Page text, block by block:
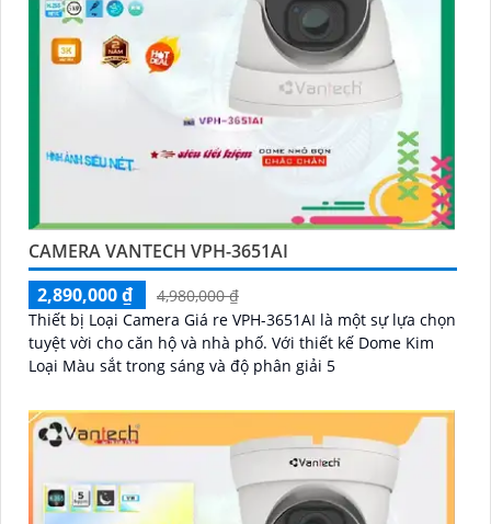
CAMERA VANTECH VPH-3651AI
2,890,000 ₫
4,980,000 ₫
Thiết bị Loại Camera Giá re VPH-3651AI là một sự lựa chọn
tuyệt vời cho căn hộ và nhà phố. Với thiết kế Dome Kim
Loại Màu sắt trong sáng và độ phân giải 5